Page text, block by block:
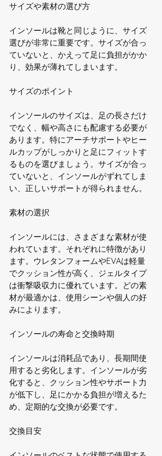
サイズや素材の選び方
インソールは靴と同じように、サイズ
選びが非常に重要です。サイズが合っ
ていないと、かえって足に負担がかか
り、効果が薄れてしまいます。
サイズのポイント
インソールのサイズは、足の長さだけ
でなく、幅や高さにも配慮する必要が
あります。特にアーチサポートやヒー
ルカップがしっかりと足にフィットす
るものを選びましょう。サイズが合っ
ていないと、インソールがずれてしま
い、正しいサポートが得られません。
素材の選択
インソールには、さまざまな素材が使
われています。それぞれに特徴があり
ます。ウレタンフォームやEVAは軽量
でクッション性が高く、ジェルタイプ
は衝撃吸収力に優れています。どの素
材が最適かは、使用シーンや個人の好
みによります。
インソールの寿命と交換時期
インソールは消耗品であり、長期間使
用すると劣化します。インソールが劣
化すると、クッション性やサポート力
が低下し、足にかかる負担が増えるた
め、定期的な交換が必要です。
交換目安